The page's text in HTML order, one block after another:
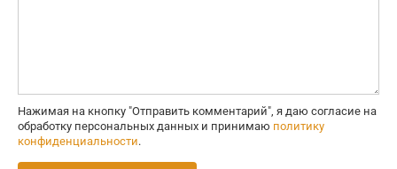
Нажимая на кнопку "Отправить комментарий", я даю согласие на
обработку персональных данных и принимаю политику
конфиденциальности.